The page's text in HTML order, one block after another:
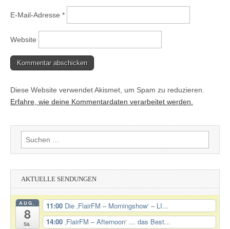
E-Mail-Adresse *
Website
Diese Website verwendet Akismet, um Spam zu reduzieren.
Erfahre, wie deine Kommentardaten verarbeitet werden.
Suchen
nach:
AKTUELLE SENDUNGEN
AUG.
8
Sa.
11:00 Die ‚FlairFM – Morningshow‘ – LI...
14:00 ‚FlairFM – Afternoon‘ … das Best...